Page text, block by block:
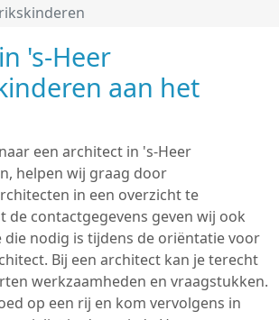
's-Heer
aan het
een architect in 's-Heer
helpen wij graag door
in een overzicht te
de contactgegevens geven wij ook
nodig is tijdens de oriëntatie voor
Bij een architect kan je terecht
werkzaamheden en vraagstukken.
op een rij en kom vervolgens in